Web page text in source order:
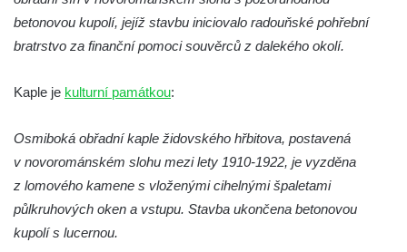
Kaple na hřbitově ve Velešíně
Márnice na hřbitově ve Velešíně
Kostel svatého Ducha v poutním areálu
Římov
Křížová cesta Římov – XXV. kaple – Boží
hrob
Křížová cesta Římov – XXIV. kaple – Pieta
betonovou kupolí, jejíž stavbu iniciovalo radouňské pohřební
bratrstvo za finanční pomoci souvěrců z dalekého okolí.
Kaple je kulturní památkou:
Osmiboká obřadní kaple židovského hřbitova, postavená
v novorománském slohu mezi lety 1910-1922, je vyzděna
z lomového kamene s vloženými cihelnými špaletami
půlkruhových oken a vstupu. Stavba ukončena betonovou
kupolí s lucernou.